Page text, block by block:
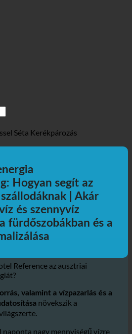
SétaKerékpározás
Hogyan segít az
| Akár
és szennyvíz
fürdőszobákban és a
Reference az ausztriai
valamint a vízpazarlás és a
növekszik a